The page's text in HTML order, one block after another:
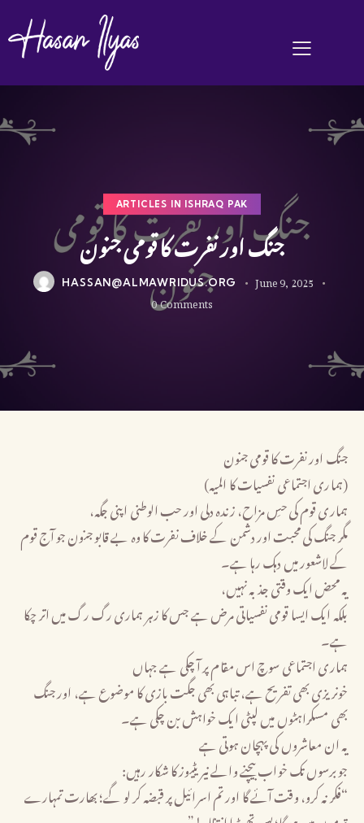
ARTICLES IN ISHRAQ PAK
جنگ اور نفرت کا قومی جنون
HASSAN@ALMAWRIDUS.ORG
June 9, 2025
0Comments
جنگ اور نفرت کا قومی جنون
(ہماری اجتماعی نفسیات کا المیہ)
ہماری قوم کی حسِ مزاح، زندہ دلی اور حب الوطنی اپنی جگہ،
مگر جنگ کی محبت اور دشمن کے خلاف نفرت کا وہ بے قابو جنون جو آج قوم
کے لاشعور میں دہک رہا ہے۔
یہ محض ایک وقتی جذبہ نہیں،
بلکہ ایک ایسا قومی نفسیاتی مرض ہے جس کا زہر ہماری رگ رگ میں اتر چکا
ہے۔
ہماری اجتماعی سوچ اس مقام پر آ چکی ہے جہاں
خونریزی بھی تفریح ہے، تباہی بھی جگت بازی کا موضوع ہے، اور جنگ
بھی مسکراہٹوں میں لپٹی ایک خواہش بن چکی ہے۔
یہ ان معاشروں کی پہچان ہوتی ہے
جو برسوں تک خواب بیچنے والے نیریٹیوز کا شکار رہیں:
“فکر نہ کرو، وقت آئے گا اور تم اسرائیل پر قبضہ کر لو گے؛ بھارت تمہارے